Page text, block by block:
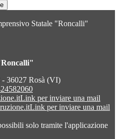
Statale "Roncalli"
36027 Rosà (VI)
Link per inviare una mail
Link per inviare una mail
solo tramite l'applicazione